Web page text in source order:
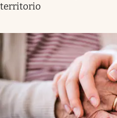
territorio